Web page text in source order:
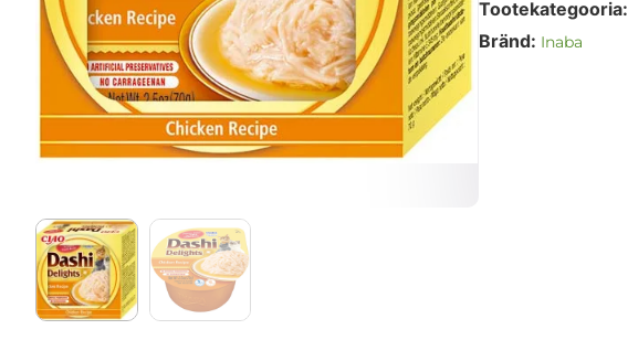
Tootekategooria:
Bränd: Inaba